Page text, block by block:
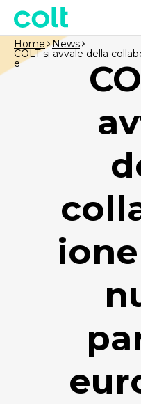
Home News
COLT si avvale della
e